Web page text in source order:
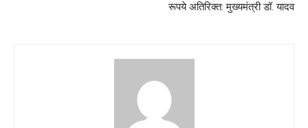
रूपये अतिरिक्त: मुख्यमंत्री डॉ. यादव